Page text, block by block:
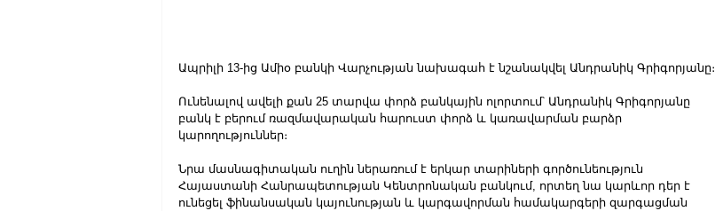
Ապրիլի 13-ից Ամիօ բանկի Վարչության նախագահ է նշանակվել Անդրանիկ Գրիգորյանը։
Ունենալով ավելի քան 25 տարվա փորձ բանկային ոլորտում՝ Անդրանիկ Գրիգորյանը
բանկ է բերում ռազմավարական հարուստ փորձ և կառավարման բարձր
կարողություններ։
Նրա մասնագիտական ուղին ներառում է երկար տարիների գործունեություն
Հայաստանի Հանրապետության Կենտրոնական բանկում, որտեղ նա կարևոր դեր է
ունեցել ֆինանսական կայունության և կարգավորման համակարգերի զարգացման